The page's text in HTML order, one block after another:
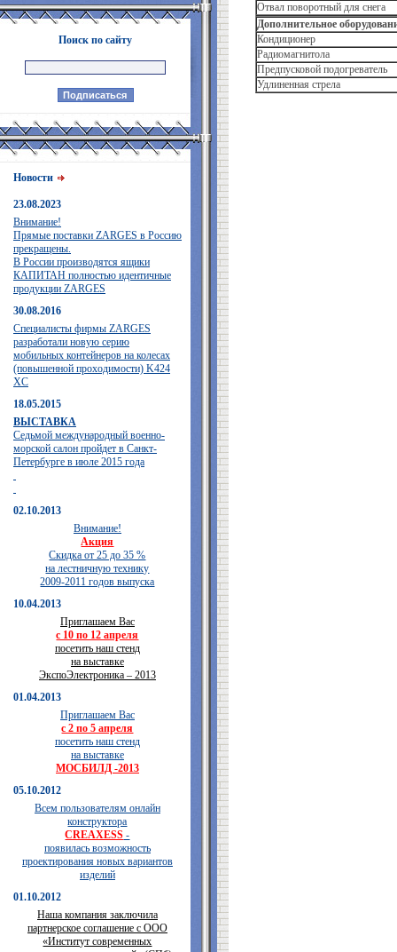
Поиск по сайту
Новости
23.08.2023
Внимание!
Прямые поставки ZARGES в Россию
прекращены.
В России производятся ящики
КАПИТАН полностью идентичные
продукции ZARGES
30.08.2016
Специалисты фирмы ZARGES
разработали новую серию
мобильных контейнеров на колесах
(повышенной проходимости) K424
XC
18.05.2015
ВЫСТАВКА
Седьмой международный военно-
морской салон пройдет в Санкт-
Петербурге в июле 2015 года
02.10.2013
Внимание!
Акция
Скидка от 25 до 35 %
на лестничную технику
2009-2011 годов выпуска
10.04.2013
Приглашаем Вас
с 10 по 12 апреля
посетить наш стенд
на выставке
ЭкспоЭлектроника – 2013
01.04.2013
Приглашаем Вас
с 2 по 5 апреля
посетить наш стенд
на выставке
МОСБИЛД -2013
05.10.2012
Всем пользователям онлайн
конструктора
CREAXESS -
появилась возможность
проектирования новых вариантов
изделий
01.10.2012
Наша компания заключила
партнерское соглашение с ООО
«Институт современных
Отвал поворотный для снега
Дополнительное
Кондиционер
Радиомагнитола
Предпусковой подогреватель
Удлиненная стрела